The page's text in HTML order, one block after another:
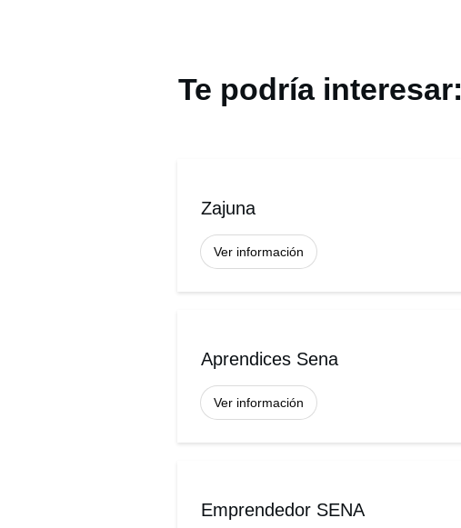
Te podría interesar:
Zajuna
Ver información
Aprendices Sena
Ver información
Emprendedor SENA